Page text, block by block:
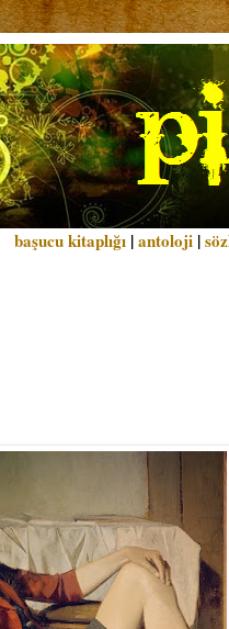
başucu kitaplığı |antoloji |